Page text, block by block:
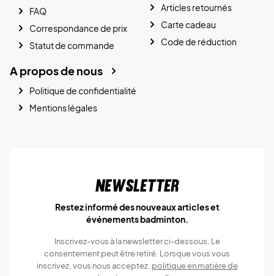
FAQ
Correspondance de prix
Statut de commande
Articles retournés
Carte cadeau
Code de réduction
A propos de nous
Politique de confidentialité
Mentions légales
Newsletter
Restez informé des nouveaux articles et
événements badminton.
Inscrivez-vous à la newsletter ci-dessous. Le
consentement peut être retiré. Lorsque vous vous
inscrivez, vous nous acceptez. politique en matière de